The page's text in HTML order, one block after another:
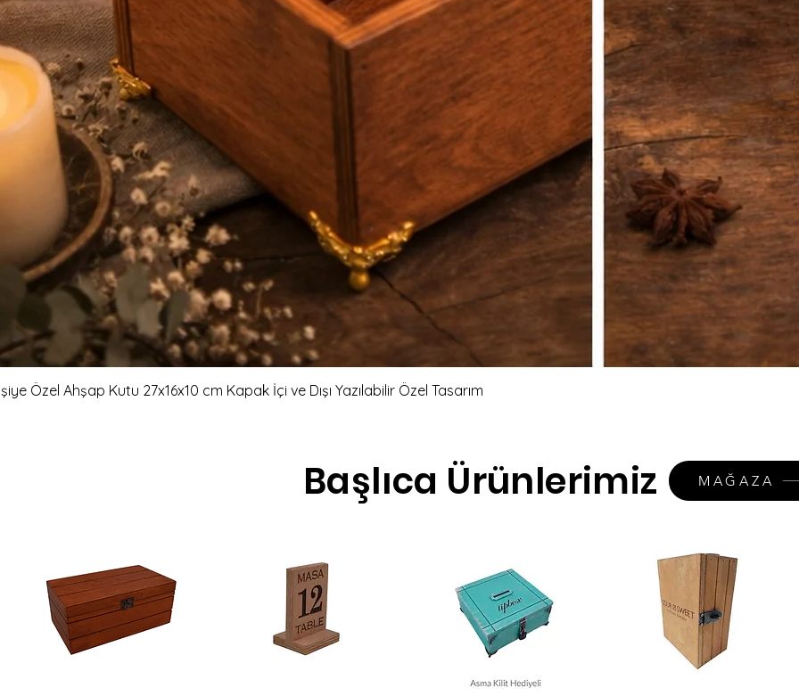
Özel Ahşap Kutu 27x16x10 cm Kapak İçi ve Dışı Yazılabilir Özel Tasarım
Başlıca Ürünlerimiz MAĞAZA